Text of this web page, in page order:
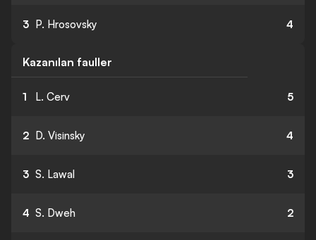
3 P. Hrosovsky 4
Kazanılan fauller
1 L. Cerv 5
2 D. Visinsky 4
3 S. Lawal 3
4 S. Dweh 2